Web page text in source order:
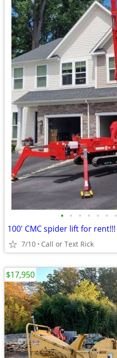
• • • • • • •
100' CMC spider lift for rent!!!
7/10 Call or Text Rick
$17,950